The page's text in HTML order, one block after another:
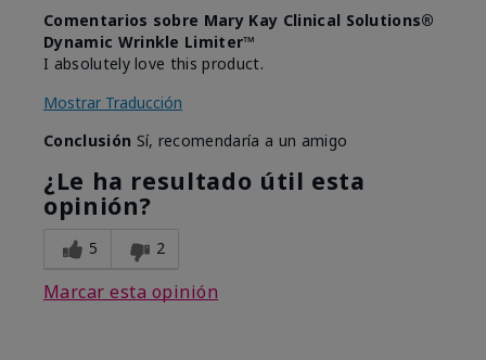
Comentarios sobre Mary Kay Clinical Solutions®
Dynamic Wrinkle Limiter™
I absolutely love this product.
Mostrar Traducción
Conclusión Sí, recomendaría a un amigo
¿Le ha resultado útil esta
opinión?
5 2
Marcar esta opinión